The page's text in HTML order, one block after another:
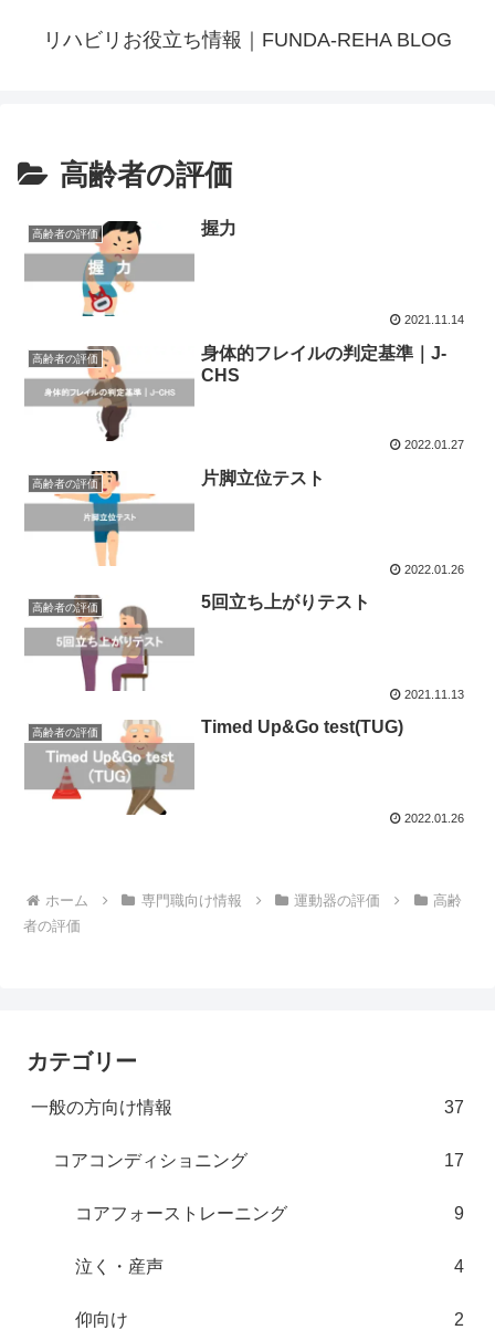
リハビリお役立ち情報｜FUNDA-REHA BLOG
高齢者の評価
高齢者の評価 握力
2021.11.14
高齢者の評価
身体的フレイルの判定基準｜J-
CHS
2022.01.27
高齢者の評価 片脚立位テスト
2022.01.26
高齢者の評価 5回立ち上がりテスト
2021.11.13
高齢者の評価 Timed Up&Go test(TUG)
2022.01.26
ホーム 専門職向け情報 運動器の評価
高齢
者の評価
カテゴリー
一般の方向け情報 37
コアコンディショニング 17
コアフォーストレーニング 9
泣く・産声 4
仰向け 2